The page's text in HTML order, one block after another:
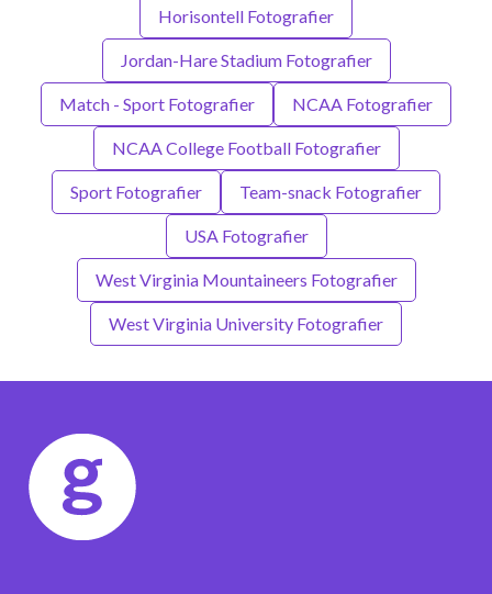
Horisontell Fotografier
Jordan-Hare Stadium Fotografier
Match - Sport Fotografier NCAA Fotografier
NCAA College Football Fotografier
Sport Fotografier Team-snack Fotografier
USA Fotografier
West Virginia Mountaineers Fotografier
West Virginia University Fotografier